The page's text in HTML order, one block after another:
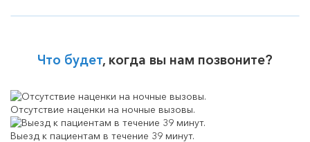
Что будет, когда вы нам позвоните?
Отсутствие наценки на ночные вызовы.
Выезд к пациентам в течение 39 минут.